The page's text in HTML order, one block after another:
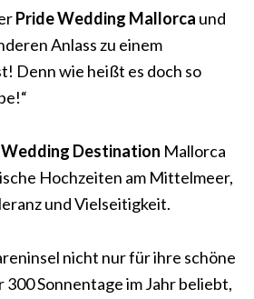
Pride Wedding Mallorca und
Anlass zu einem
Denn wie heißt es doch so
Wedding Destination Mallorca
Hochzeiten am Mittelmeer,
und Vielseitigkeit.
nicht nur für ihre schöne
300 Sonnentage im Jahr beliebt,